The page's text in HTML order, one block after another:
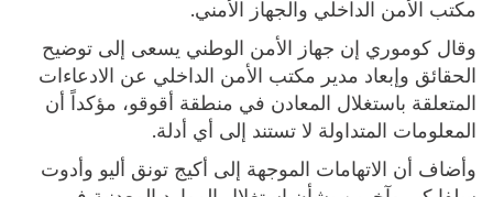
مكتب الأمن الداخلي والجهاز الأمني.
وقال كوموري إن جهاز الأمن الوطني يسعى إلى توضيح
الحقائق وإبعاد مدير مكتب الأمن الداخلي عن الادعاءات
المتعلقة باستغلال المعادن في منطقة أقوقو، مؤكداً أن
المعلومات المتداولة لا تستند إلى أي أدلة.
وأضاف أن الاتهامات الموجهة إلى أكيج تونق أليو وأدوت